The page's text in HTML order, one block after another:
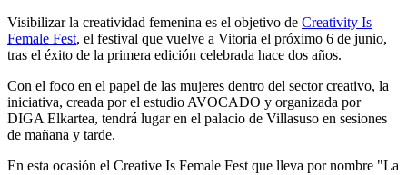
Visibilizar la creatividad femenina es el objetivo de Creativity Is
Female Fest, el festival que vuelve a Vitoria el próximo 6 de junio,
tras el éxito de la primera edición celebrada hace dos años.
Con el foco en el papel de las mujeres dentro del sector creativo, la
iniciativa, creada por el estudio AVOCADO y organizada por
DIGA Elkartea, tendrá lugar en el palacio de Villasuso en sesiones
de mañana y tarde.
En esta ocasión el Creative Is Female Fest que lleva por nombre "La